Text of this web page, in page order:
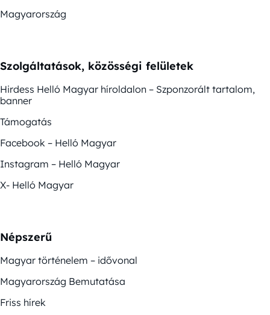
Magyarország
Szolgáltatások, közösségi felületek
Hirdess Helló Magyar híroldalon – Szponzorált tartalom,
banner
Támogatás
Facebook – Helló Magyar
Instagram – Helló Magyar
X- Helló Magyar
Népszerű
Magyar történelem – idővonal
Magyarország Bemutatása
Friss hírek